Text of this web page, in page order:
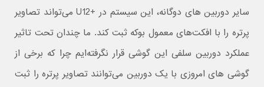
سایر دوربین های دوگانه، این سیستم در +U12 می‌تواند تصاویر
پرتره را با افکت‌های معمول بوکه ثبت کند. ما چندان تحت تاثیر
عملکرد دوربین سلفی این گوشی قرار نگرفته‌ایم چرا که برخی از
گوشی های امروزی با یک دوربین می‌توانند تصاویر پرتره را ثبت